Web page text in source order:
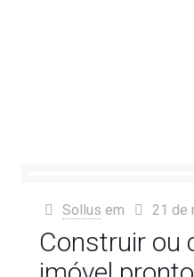
Sollus em 21 de
Construir ou